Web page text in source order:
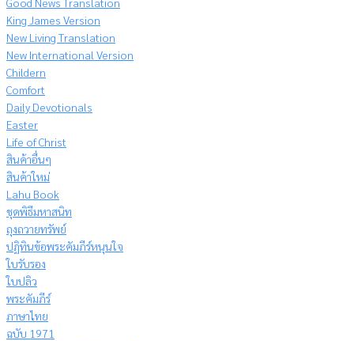
King James Version
New Living Translation
New International Version
Childern
Comfort
Daily Devotionals
Easter
Life of Christ
สินค้าอื่นๆ
สินค้าใหม่
Lahu Book
ชุดพิธีมหาสนิท
ถุงถวายทรัพย์
ปฏิทินข้อพระคัมภีร์หนุนใจ
ใบรับรอง
ใบปลิว
พระคัมภีร์
ภาษาไทย
ฉบับ 1971